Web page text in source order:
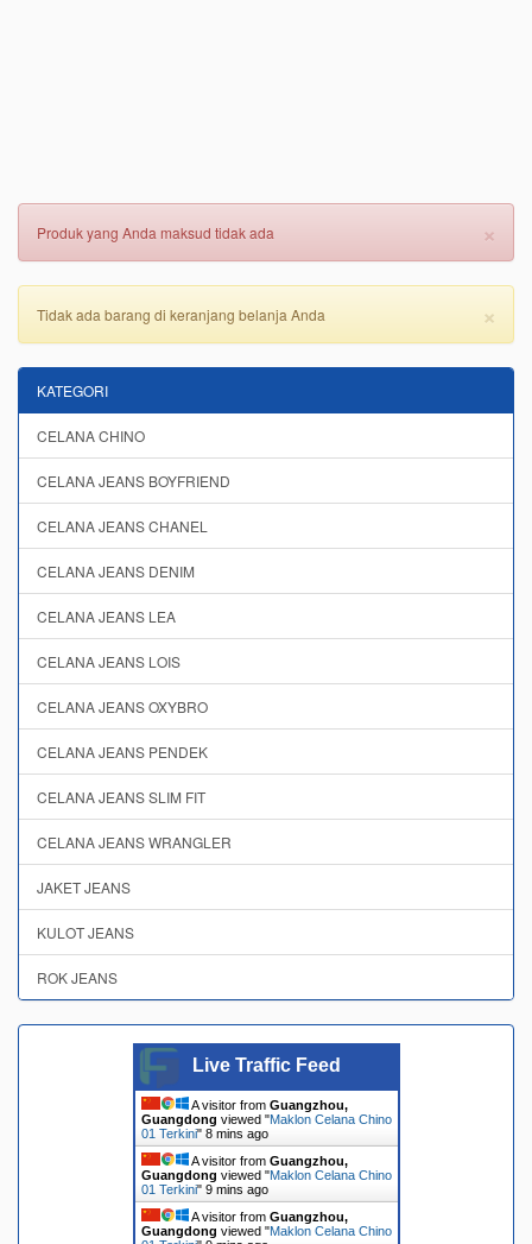
×
Produk yang Anda maksud tidak ada
×
Tidak ada barang di keranjang belanja Anda
KATEGORI
CELANA CHINO
CELANA JEANS BOYFRIEND
CELANA JEANS CHANEL
CELANA JEANS DENIM
CELANA JEANS LEA
CELANA JEANS LOIS
CELANA JEANS OXYBRO
CELANA JEANS PENDEK
CELANA JEANS SLIM FIT
CELANA JEANS WRANGLER
JAKET JEANS
KULOT JEANS
ROK JEANS
Live Traffic Feed
A visitor from Guangzhou,
Guangdong viewed "Maklon Celana Chino
01 Terkini" 8 mins ago
A visitor from Guangzhou,
Guangdong viewed "Maklon Celana Chino
01 Terkini" 9 mins ago
A visitor from Guangzhou,
Guangdong viewed "Maklon Celana Chino